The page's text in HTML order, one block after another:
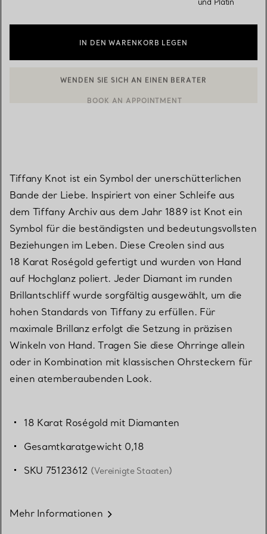
IN DEN WARENKORB LEGEN
BOOK AN APPOINTMENT
Tiffany Knot ist ein Symbol der unerschütterlichen
Bande der Liebe. Inspiriert von einer Schleife aus
dem Tiffany Archiv aus dem Jahr 1889 ist Knot ein
Symbol für die beständigsten und bedeutungsvollsten
Beziehungen im Leben. Diese Creolen sind aus
18 Karat Roségold gefertigt und wurden von Hand
auf Hochglanz poliert. Jeder Diamant im runden
Brillantschliff wurde sorgfältig ausgewählt, um die
hohen Standards von Tiffany zu erfüllen. Für
maximale Brillanz erfolgt die Setzung in präzisen
Winkeln von Hand. Tragen Sie diese Ohrringe allein
oder in Kombination mit klassischen Ohrsteckern für
einen atemberaubenden Look.
18 Karat Roségold mit Diamanten
Gesamtkaratgewicht 0,18
SKU 75123612 (Vereinigte Staaten)
Mehr Informationen